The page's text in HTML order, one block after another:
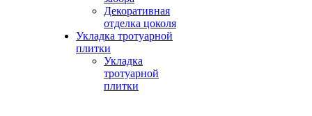
Декоративная
отделка цоколя
Укладка тротуарной
плитки
Укладка
тротуарной
плитки